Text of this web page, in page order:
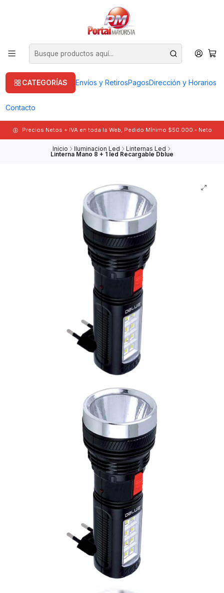
CATEGORÍAS Envíos y RetirosPagosDirección y Horarios
Contacto
Precios Netos + IVA en toda la Web, Pedido Mínimo $50.000.- Neto
Inicio Iluminacion Led Linternas Led
Linterna Mano 8 + 1 led Recargable Dblue